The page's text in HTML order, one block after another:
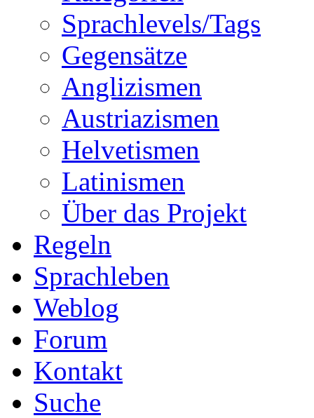
Sprachlevels/Tags
Gegensätze
Anglizismen
Austriazismen
Helvetismen
Latinismen
Über das Projekt
Regeln
Sprachleben
Weblog
Forum
Kontakt
Suche